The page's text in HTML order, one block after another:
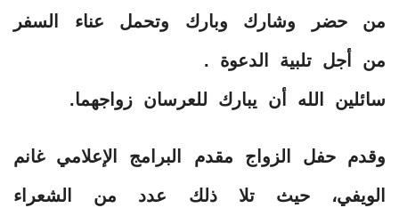
من حضر وشارك وبارك وتحمل عناء السفر
من أجل تلبية الدعوة .
سائلين الله أن يبارك للعرسان زواجهما.
وقدم حفل الزواج مقدم البرامج الإعلامي غانم
الويفي، حيث تلا ذلك عدد من الشعراء